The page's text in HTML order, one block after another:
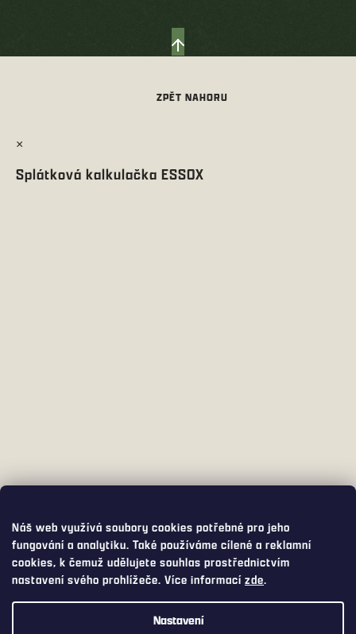
Náš web využívá soubory cookies potřebné pro jeho
fungování a analytiku. Také používáme cílené a reklamní
cookies, k čemuž udělujete souhlas prostřednictvím
nastavení svého prohlížeče. Více informacízde.
Nastavení
×
Splátková kalkulačka ESSOX